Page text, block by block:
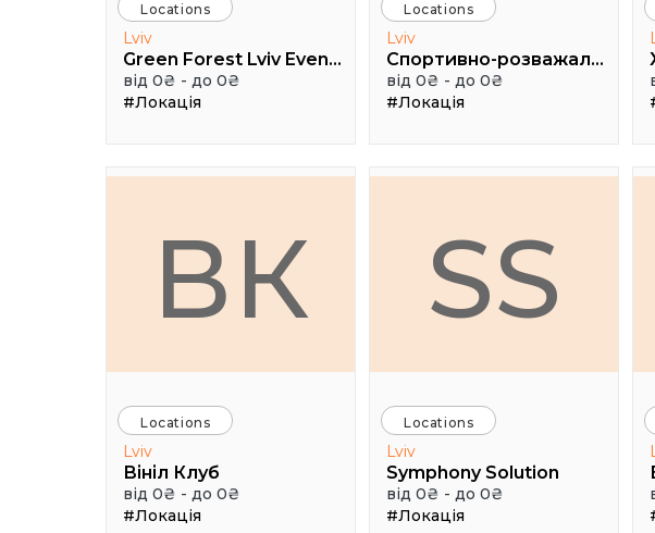
Locations
Lviv
Green Forest Lviv Events
від 0₴ - до 0₴
#Локація
Locations
Lviv
Спортивно-розважальний комплекс "Медик"
від 0₴ - до 0₴
#Локація
ВК
Locations
Lviv
Вініл Клуб
від 0₴ - до 0₴
#Локація
SS
Locations
Lviv
Symphony Solution
від 0₴ - до 0₴
#Локація